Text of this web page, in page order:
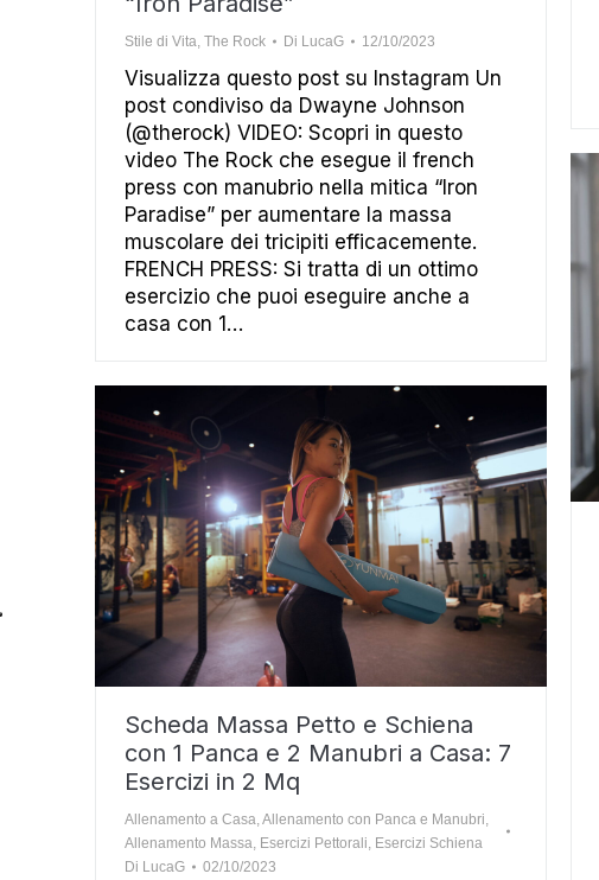
Stile di Vita, The Rock Di LucaG 12/10/2023
Visualizza questo post su Instagram Un
post condiviso da Dwayne Johnson
(@therock) VIDEO: Scopri in questo
video The Rock che esegue il french
press con manubrio nella mitica “Iron
Paradise” per aumentare la massa
muscolare dei tricipiti efficacemente.
FRENCH PRESS: Si tratta di un ottimo
esercizio che puoi eseguire anche a
casa con 1…
Scheda Massa Petto e Schiena
con 1 Panca e 2 Manubri a Casa: 7
Esercizi in 2 Mq
Allenamento a Casa,Allenamento con Panca e Manubri,
Allenamento Massa, Esercizi Pettorali, Esercizi Schiena
Di LucaG 02/10/2023